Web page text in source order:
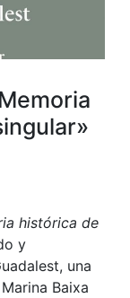
histórica de
y
una
Baixa